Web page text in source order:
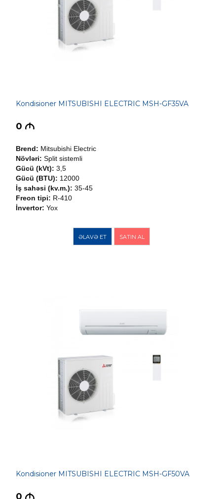
Kondisioner MITSUBISHI ELECTRIC MSH-GF35VA
0 M
Brend: Mitsubishi Electric
Növləri: Split sistemli
Gücü (kVt): 3,5
Gücü (BTU): 12000
İş sahəsi (kv.m.): 35-45
Freon tipi: R-410
İnvertor: Yox
ƏLAVƏ ET SATIN AL
Kondisioner MITSUBISHI ELECTRIC MSH-GF50VA
0 M